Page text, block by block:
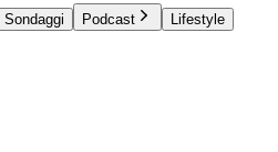
Sondaggi Podcast Lifestyle